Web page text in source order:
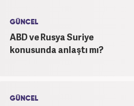
GÜNCEL
ABD ve Rusya Suriye
konusunda anlaştı mı?
GÜNCEL